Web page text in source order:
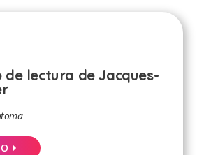
de lectura de Jacques-